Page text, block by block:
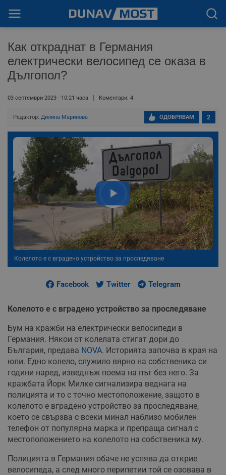
Как откраднат в Германия
електрически велосипед се оказа в
Дългопол?
03 септември 2023 - 10:21 часа Коментари: 4
Редактор: Диляна Маринова 2
ОДОБРЯВАМ
Колелото е с вградено устройство за проследяване
Facebook Twitter Telegram
Колелото е с вградено устройство за проследяване
Бум на кражби на електрически велосипеди в
Германия. Някои от колелата стигат дори до
България, предава NOVA. Историята започва в края на
юли. Едно колело, служило вярно на собственика си
години наред, изведнъж поема на път без него. За
кражбата Йорк Милке сигнализира веднага на
полицията и то с точно местоположение, защото в
колелото е вградено устройство за проследяване,
което се свързва с всеки минал наблизо мобилен
телефон от популярна марка и препраща сигнал с
местоположението на колелото на собственика му.
Полицията в Германия обаче не успява да открие
велосипеда, а след много перипетии той се озовава в